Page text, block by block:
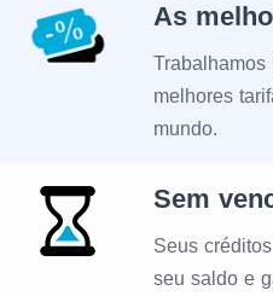
As
Trabalhamos
melhores
mundo.
Sem
Seus
seu saldo e